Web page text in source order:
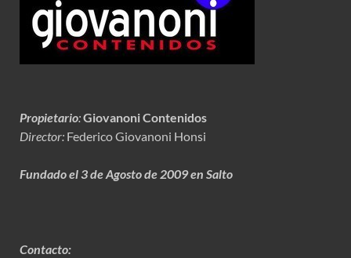
Propietario:Giovanoni Contenidos
Director: Federico Giovanoni Honsi
Fundado el 3 de Agosto de 2009 en Salto
Contacto: